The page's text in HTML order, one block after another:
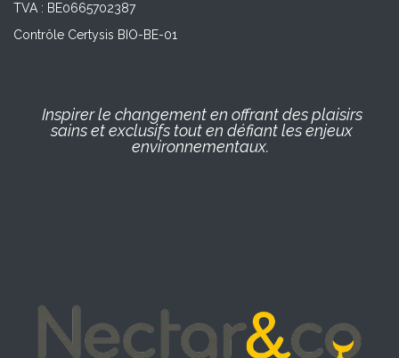
TVA : BE0665702387
Contrôle Certysis BIO-BE-01
Inspirer le changement en offrant des plaisirs
sains et exclusifs tout en défiant les enjeux
environnementaux.